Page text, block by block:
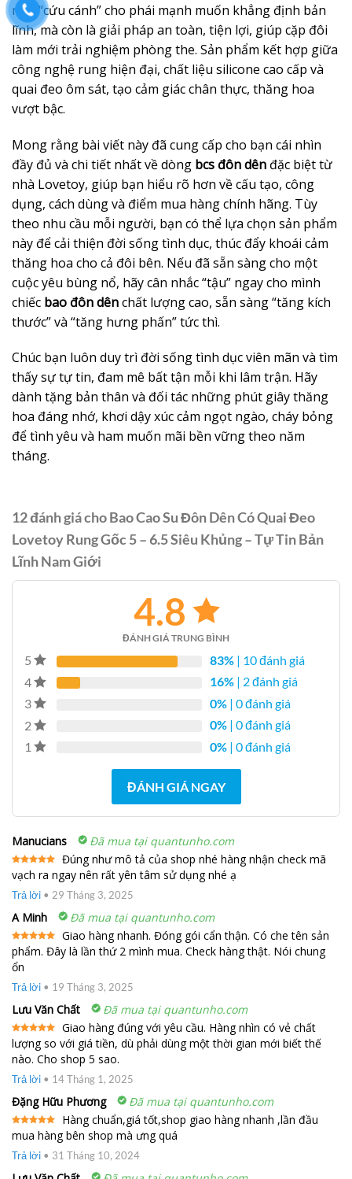
một “cứu cánh” cho phái mạnh muốn khẳng định bản
lĩnh, mà còn là giải pháp an toàn, tiện lợi, giúp cặp đôi
làm mới trải nghiệm phòng the. Sản phẩm kết hợp giữa
công nghệ rung hiện đại, chất liệu silicone cao cấp và
quai đeo ôm sát, tạo cảm giác chân thực, thăng hoa
vượt bậc.
Mong rằng bài viết này đã cung cấp cho bạn cái nhìn
đầy đủ và chi tiết nhất về dòng bcs đôn dên đặc biệt từ
nhà Lovetoy, giúp bạn hiểu rõ hơn về cấu tạo, công
dụng, cách dùng và điểm mua hàng chính hãng. Tùy
theo nhu cầu mỗi người, bạn có thể lựa chọn sản phẩm
này để cải thiện đời sống tình dục, thúc đẩy khoái cảm
thăng hoa cho cả đôi bên. Nếu đã sẵn sàng cho một
cuộc yêu bùng nổ, hãy cân nhắc “tậu” ngay cho mình
chiếc bao đôn dênchất lượng cao, sẵn sàng “tăng kích
thước” và “tăng hưng phấn” tức thì.
Chúc bạn luôn duy trì đời sống tình dục viên mãn và tìm
thấy sự tự tin, đam mê bất tận mỗi khi lâm trận. Hãy
dành tặng bản thân và đối tác những phút giây thăng
hoa đáng nhớ, khơi dậy xúc cảm ngọt ngào, cháy bỏng
để tình yêu và ham muốn mãi bền vững theo năm
tháng.
12 đánh giá choBao Cao Su Đôn Dên Có Quai Đeo
Lovetoy Rung Gốc 5 – 6.5 Siêu Khủng – Tự Tin Bản
Lĩnh Nam Giới
4.8
ĐÁNH GIÁ TRUNG BÌNH
5 83% | 10 đánh giá
4
16% | 2 đánh giá
3
0% | 0 đánh giá
2
0% | 0 đánh giá
1
0% | 0 đánh giá
ĐÁNH GIÁ NGAY
Manucians Đã mua tại quantunho.com
Được xếp
hạng 55
sao
Đúng như mô tả của shop nhé hàng nhận check mã
vạch ra ngay nên rất yên tâm sử dụng nhé ạ
Trả lời • 29 Tháng 3, 2025
A Minh Đã mua tại quantunho.com
Được xếp
hạng 55
sao
Giao hàng nhanh. Đóng gói cẩn thận. Có che tên sản
phẩm. Đây là lần thứ 2 mình mua. Check hàng thật. Nói chung
ổn
Trả lời • 19 Tháng 3, 2025
Lưu Văn Chất Đã mua tại quantunho.com
Được xếp
hạng55
sao
Giao hàng đúng với yêu cầu. Hàng nhìn có vẻ chất
lượng so với giá tiền, dù phải dùng một thời gian mới biết thế
nào. Cho shop 5 sao.
Trả lời • 14 Tháng 1, 2025
Đặng Hữu Phương Đã mua tại quantunho.com
Được xếp
hạng 5 5
sao
Hàng chuẩn,giá tốt,shop giao hàng nhanh ,lần đầu
mua hàng bên shop mà ưng quá
Trả lời • 31 Tháng 10, 2024